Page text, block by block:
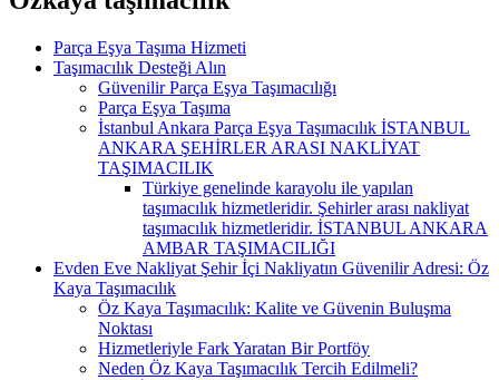
Parça Eşya Taşıma Hizmeti
Taşımacılık Desteği Alın
Güvenilir Parça Eşya Taşımacılığı
Parça Eşya Taşıma
İstanbul Ankara Parça Eşya Taşımacılık İSTANBUL
ANKARA ŞEHİRLER ARASI NAKLİYAT
TAŞIMACILIK
Türkiye genelinde karayolu ile yapılan
taşımacılık hizmetleridir. Şehirler arası nakliyat
taşımacılık hizmetleridir. İSTANBUL ANKARA
AMBAR TAŞIMACILIĞI
Evden Eve Nakliyat Şehir İçi Nakliyatın Güvenilir Adresi: Öz
Kaya Taşımacılık
Öz Kaya Taşımacılık: Kalite ve Güvenin Buluşma
Noktası
Hizmetleriyle Fark Yaratan Bir Portföy
Neden Öz Kaya Taşımacılık Tercih Edilmeli?